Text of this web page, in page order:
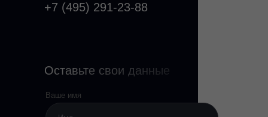
Ваше имя
Оставьте свои данные
+7 (495) 291-23-88